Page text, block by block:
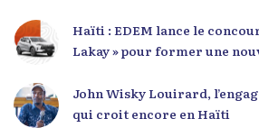
Haïti : EDEM lance le
Lakay » pour former une
John Wisky Louirard,
qui croit encore en Haïti